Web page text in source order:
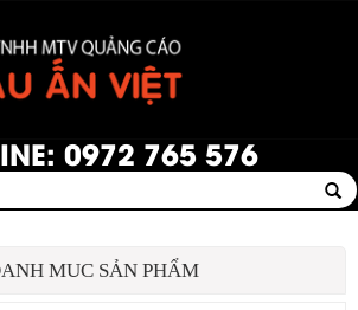
0972 765 576
MUC SẢN PHẨM